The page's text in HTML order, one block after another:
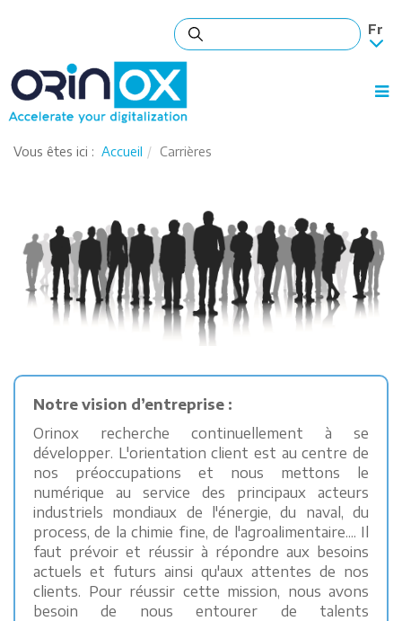
Vous êtes ici : Accueil Carrières
Notre vision d’entreprise :
Orinox recherche continuellement à se
développer. L'orientation client est au centre de
nos préoccupations et nous mettons le
numérique au service des principaux acteurs
industriels mondiaux de l'énergie, du naval, du
process, de la chimie fine, de l'agroalimentaire.... Il
faut prévoir et réussir à répondre aux besoins
actuels et futurs ainsi qu'aux attentes de nos
clients. Pour réussir cette mission, nous avons
besoin de nous entourer de talents